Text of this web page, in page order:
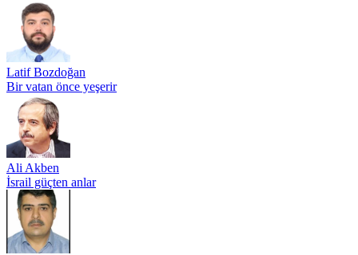
Latif Bozdoğan
Bir vatan önce yeşerir
Ali Akben
İsrail güçten anlar